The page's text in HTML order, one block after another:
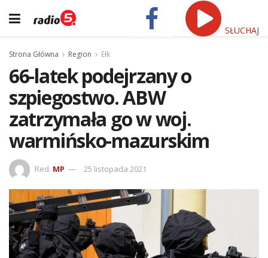
SŁUCHAJ
Strona Główna Region Ełk
66-latek podejrzany o
szpiegostwo. ABW
zatrzymała go w woj.
warmińsko-mazurskim
Red. MP 25 listopada 2021